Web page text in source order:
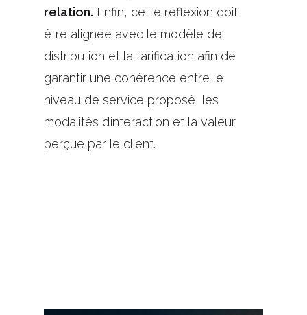
relation. Enfin, cette réflexion doit
être alignée avec le modèle de
distribution et la tarification afin de
garantir une cohérence entre le
niveau de service proposé, les
modalités d’interaction et la valeur
perçue par le client.